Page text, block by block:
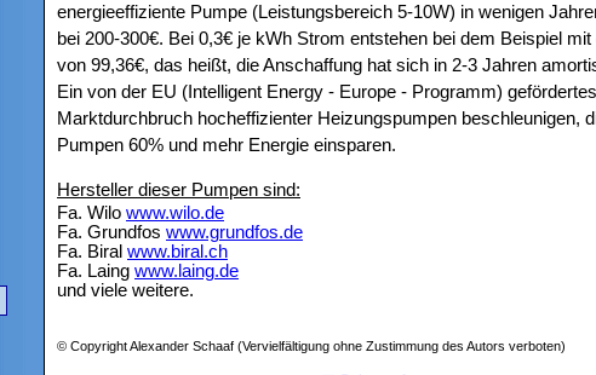
energieeffiziente Pumpe (Leistungsbereich 5-10W) in wenigen
bei 200-300€. Bei 0,3€ je kWh Strom entstehen bei dem Beispiel
von 99,36€, das heißt, die Anschaffung hat sich in 2-3 Jahren
Ein von der EU (Intelligent Energy - Europe - Programm)
Marktdurchbruch hocheffizienter Heizungspumpen beschleunigen,
Pumpen 60% und mehr Energie einsparen.
Hersteller dieser Pumpen sind:
Fa. Wilo www.wilo.de
Fa. Grundfos www.grundfos.de
Fa. Biral www.biral.ch
Fa. Laing www.laing.de
und viele weitere.
© Copyright Alexander Schaaf (Vervielfältigung ohne Zustimmung des Autors verboten)